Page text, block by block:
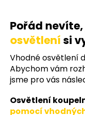
Pořád
osvětlení si
Vhodné osvětlení
Abychom vám
jsme pro vás
Osvětlení
pomocí